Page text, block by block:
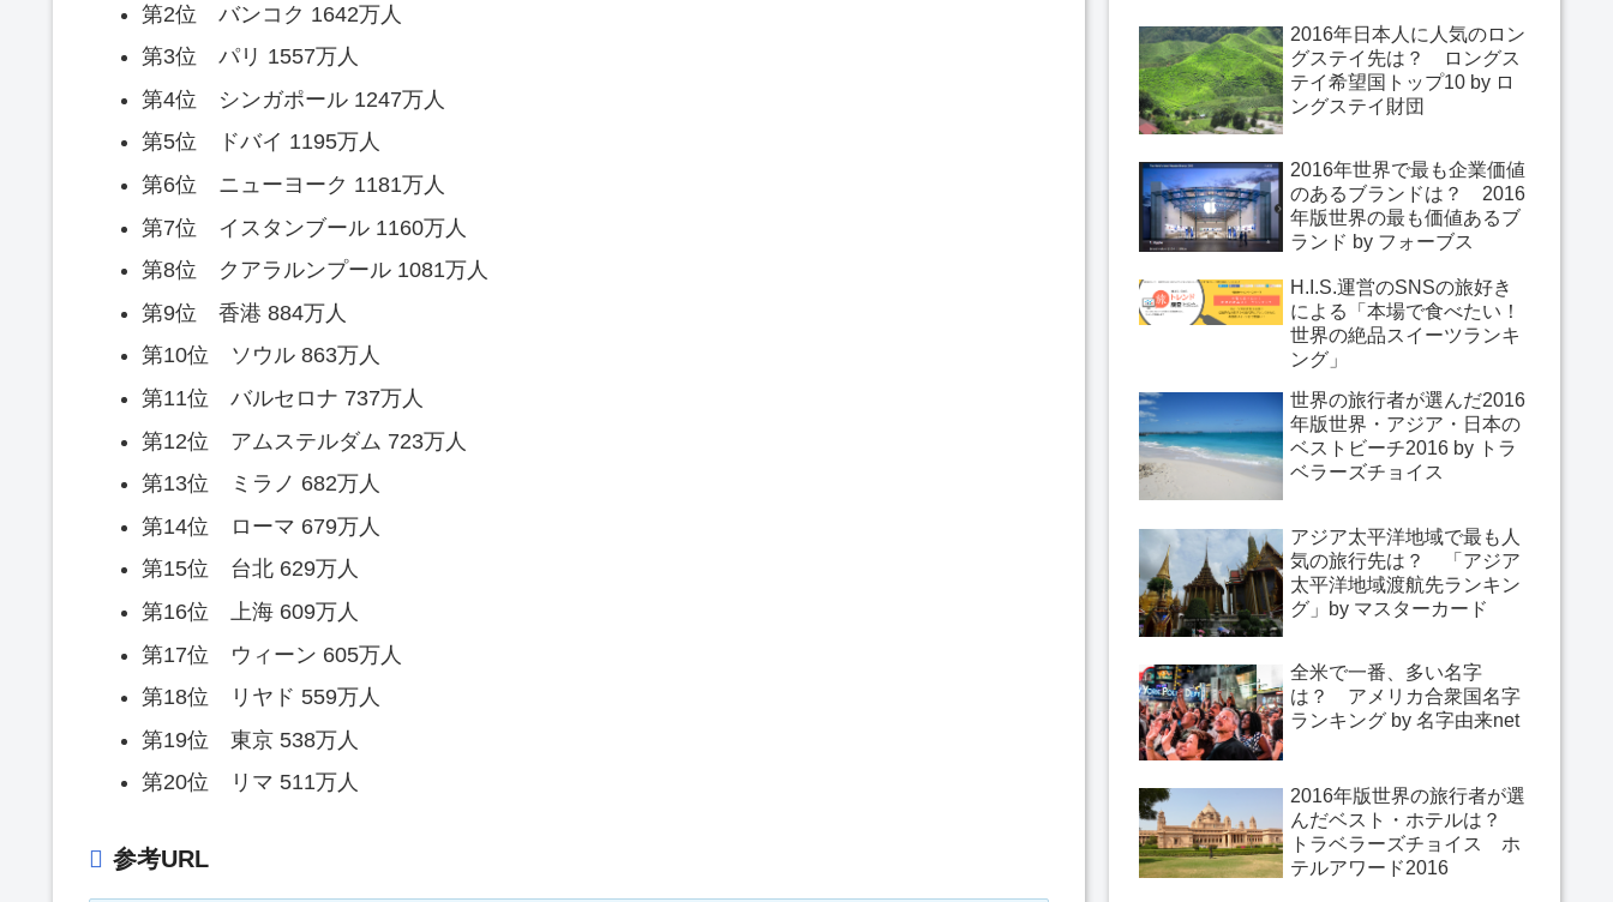
第2位 バンコク 1642万人
第3位 パリ 1557万人
第4位 シンガポール 1247万人
第5位 ドバイ 1195万人
第6位 ニューヨーク 1181万人
第7位 イスタンブール 1160万人
第8位 クアラルンプール 1081万人
第9位 香港 884万人
第10位 ソウル 863万人
第11位 バルセロナ 737万人
第12位 アムステルダム 723万人
第13位 ミラノ 682万人
第14位 ローマ 679万人
第15位 台北 629万人
第16位 上海 609万人
第17位 ウィーン 605万人
第18位 リヤド 559万人
第19位 東京 538万人
第20位 リマ 511万人
参考URL
2016年日本人に人気のロン
グステイ先は？ ロングス
テイ希望国トップ10 by ロ
ングステイ財団
2016年世界で最も企業価値
のあるブランドは？ 2016
年版世界の最も価値あるブ
ランド by フォーブス
H.I.S.運営のSNSの旅好き
による「本場で食べたい！
世界の絶品スイーツランキ
ング」
世界の旅行者が選んだ2016
年版世界・アジア・日本の
ベストビーチ2016 by トラ
ベラーズチョイス
アジア太平洋地域で最も人
気の旅行先は？ 「アジア
太平洋地域渡航先ランキン
グ」by マスターカード
全米で一番、多い名字
は？ アメリカ合衆国名字
ランキング by 名字由来net
2016年版世界の旅行者が選
んだベスト・ホテルは？
トラベラーズチョイス ホ
テルアワード2016